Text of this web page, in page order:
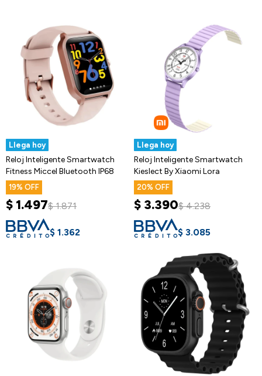
Llega hoy
Reloj Inteligente Smartwatch
Fitness Miccel Bluetooth IP68
19
$ 1.497$ 1.871
$ 1.362
Llega hoy
Reloj Inteligente Smartwatch
Kieslect By Xiaomi Lora
20
$ 3.390$ 4.238
$ 3.085